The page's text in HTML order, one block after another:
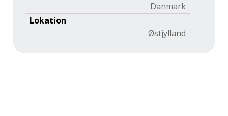
Danmark
Lokation
Østjylland